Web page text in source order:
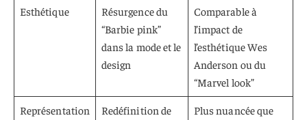
Esthétique
Résurgence du
“Barbie pink”
dans la mode et le
design
Comparable à
l’impact de
l’esthétique Wes
Anderson ou du
“Marvel look”
Représentation
Redéfinition de
Plus nuancée que